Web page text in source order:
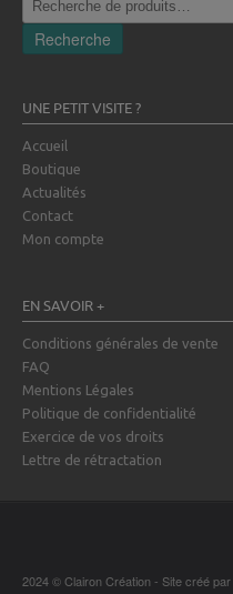
pour :
Recherche
UNE PETIT VISITE ?
Accueil
Boutique
Actualités
Contact
Mon compte
EN SAVOIR +
Conditions générales de vente
FAQ
Mentions Légales
Politique de confidentialité
Exercice de vos droits
Lettre de rétractation
2024 © Clairon Création - Site créé par